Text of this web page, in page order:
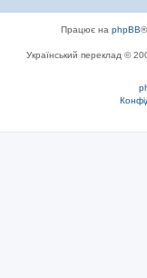
Працює на phpBB
Український переклад ©